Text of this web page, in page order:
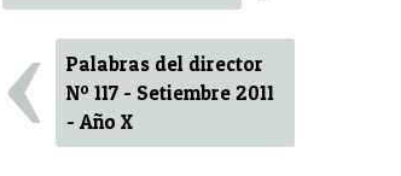
‹
Palabras del director
Nº 117 - Setiembre 2011
- Año X